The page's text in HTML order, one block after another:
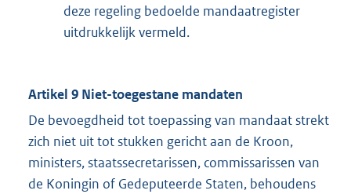
deze regeling bedoelde mandaatregister
uitdrukkelijk vermeld.
Artikel 9 Niet-toegestane mandaten
De bevoegdheid tot toepassing van mandaat strekt
zich niet uit tot stukken gericht aan de Kroon,
ministers, staatssecretarissen, commissarissen van
de Koningin of Gedeputeerde Staten, behoudens